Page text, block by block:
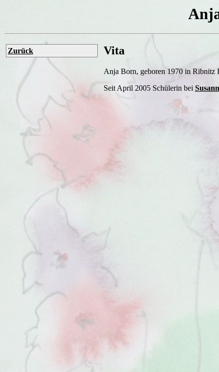
Zurück Vita
Anja Born, geboren 1970 in Ribnitz
Seit April 2005 Schülerin bei